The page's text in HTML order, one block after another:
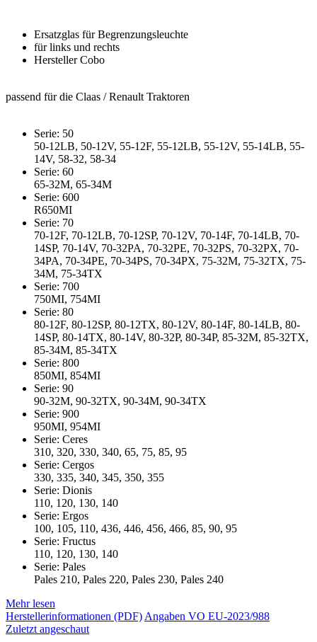
Ersatzglas für Begrenzungsleuchte
für links und rechts
Hersteller Cobo
passend für die Claas / Renault Traktoren
Serie: 50
50-12LB, 50-12V, 55-12F, 55-12LB, 55-12V, 55-14LB, 55-
14V, 58-32, 58-34
Serie: 60
65-32M, 65-34M
Serie: 600
R650MI
Serie: 70
70-12F, 70-12LB, 70-12SP, 70-12V, 70-14F, 70-14LB, 70-
14SP, 70-14V, 70-32PA, 70-32PE, 70-32PS, 70-32PX, 70-
34PA, 70-34PE, 70-34PS, 70-34PX, 75-32M, 75-32TX, 75-
34M, 75-34TX
Serie: 700
750MI, 754MI
Serie: 80
80-12F, 80-12SP, 80-12TX, 80-12V, 80-14F, 80-14LB, 80-
14SP, 80-14TX, 80-14V, 80-32P, 80-34P, 85-32M, 85-32TX,
85-34M, 85-34TX
Serie: 800
850MI, 854MI
Serie: 90
90-32M, 90-32TX, 90-34M, 90-34TX
Serie: 900
950MI, 954MI
Serie: Ceres
310, 320, 330, 340, 65, 75, 85, 95
Serie: Cergos
330, 335, 340, 345, 350, 355
Serie: Dionis
110, 120, 130, 140
Serie: Ergos
100, 105, 110, 436, 446, 456, 466, 85, 90, 95
Serie: Fructus
110, 120, 130, 140
Serie: Pales
Pales 210, Pales 220, Pales 230, Pales 240
Mehr lesen
Herstellerinformationen (PDF)Angaben VO EU-2023/988
Zuletzt angeschaut